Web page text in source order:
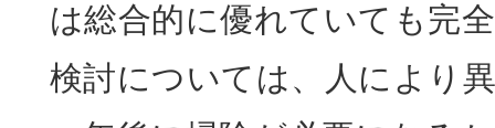
は総合的に優れていても完
検討については、人により